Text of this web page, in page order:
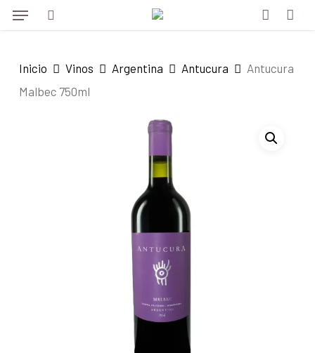
Skip
content
Menu
Inicio Vinos Argentina Antucura
Antucura
Malbec 750ml